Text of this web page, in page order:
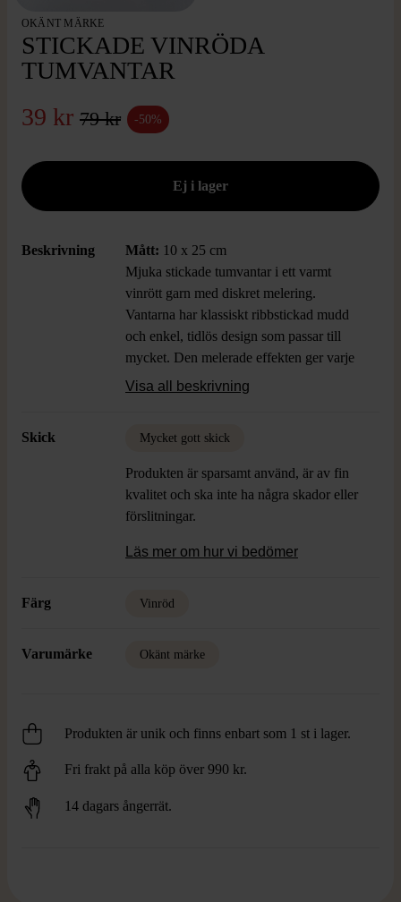
OKÄNT MÄRKE
STICKADE VINRÖDA
TUMVANTAR
39 kr 79 kr -50%
Beskrivning Mått: 10 x 25 cm
Mjuka stickade tumvantar i ett varmt
vinrött garn med diskret melering.
Vantarna har klassiskt ribbstickad mudd
och enkel, tidlös design som passar till
mycket. Den melerade effekten ger varje
par en unik känsla och ett hemtrevligt,
Visa all beskrivning
Skick Mycket gott skick
Produkten är sparsamt använd, är av fin
kvalitet och ska inte ha några skador eller
förslitningar.
Läs mer om hur vi bedömer
Färg Vinröd
Varumärke Okänt märke
Produkten är unik och finns enbart som 1 st i lager.
Fri frakt på alla köp över 990 kr.
14 dagars ångerrät.